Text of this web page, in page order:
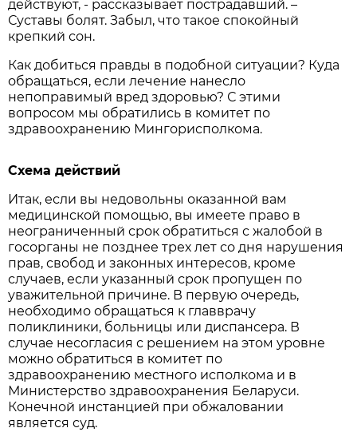
действуют, - рассказывает пострадавший. –
Суставы болят. Забыл, что такое спокойный
крепкий сон.
Как добиться правды в подобной ситуации? Куда
обращаться, если лечение нанесло
непоправимый вред здоровью? С этими
вопросом мы обратились в комитет по
здравоохранению Мингорисполкома.
Схема действий
Итак, если вы недовольны оказанной вам
медицинской помощью, вы имеете право в
неограниченный срок обратиться с жалобой в
госорганы не позднее трех лет со дня нарушения
прав, свобод и законных интересов, кроме
случаев, если указанный срок пропущен по
уважительной причине. В первую очередь,
необходимо обращаться к главврачу
поликлиники, больницы или диспансера. В
случае несогласия с решением на этом уровне
можно обратиться в комитет по
здравоохранению местного исполкома и в
Министерство здравоохранения Беларуси.
Конечной инстанцией при обжаловании
является суд.